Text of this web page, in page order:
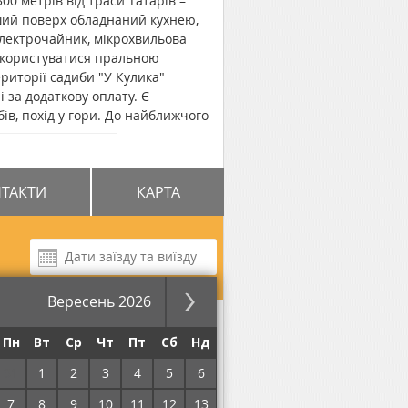
поверх обладнаний кухнею,
мікрохвильова
пральною
садиби "У Кулика"
за додаткову оплату. Є
похід у гори. До найближчого
у Верховині
КАРТА
Вересень 2026
Пн Вт Ср Чт Пт Сб
Нд
1 2 3 4 5
6
7
8 9 10 11 12
13
за ніч